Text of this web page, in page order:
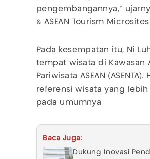
pengembangannya,"
& ASEAN Tourism
Pada kesempatan itu, Ni
tempat wisata di Kawasan
Pariwisata ASEAN
referensi wisata yang lebih
pada umumnya.
Baca Juga:
Dukung Inovasi